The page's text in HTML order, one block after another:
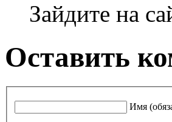
Зайдите на
Оставить
Имя